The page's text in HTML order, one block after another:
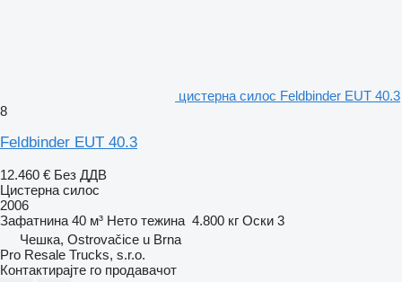
цистерна силос Feldbinder EUT 40.3
8
Feldbinder EUT 40.3
12.460 € Без ДДВ
Цистерна силос
2006
Зафатнина 40 м³ Нето тежина 4.800 кг Оски 3
Чешка, Ostrovačice u Brna
Pro Resale Trucks, s.r.o.
Контактирајте го продавачот